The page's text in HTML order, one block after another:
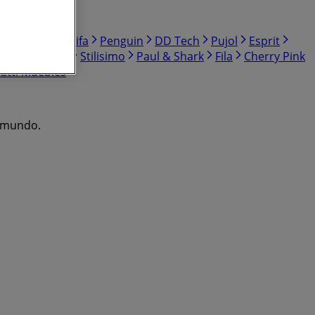
El Califa Penguin DD Tech Pujol
Esprit
Stilisimo Paul & Shark Fila
Cherry Pink
Muebles